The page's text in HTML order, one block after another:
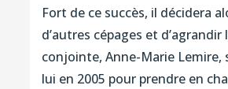
Fort de ce succès, il décidera
d’autres cépages et d’agrandir
conjointe, Anne-Marie Lemire,
lui en 2005 pour prendre en